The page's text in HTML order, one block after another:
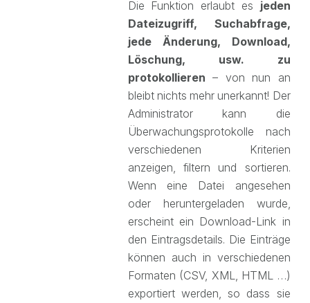
Die Funktion erlaubt es jeden
Dateizugriff, Suchabfrage,
jede Änderung, Download,
Löschung, usw. zu
protokollieren – von nun an
bleibt nichts mehr unerkannt! Der
Administrator kann die
Überwachungsprotokolle nach
verschiedenen Kriterien
anzeigen, filtern und sortieren.
Wenn eine Datei angesehen
oder heruntergeladen wurde,
erscheint ein Download-Link in
den Eintragsdetails. Die Einträge
können auch in verschiedenen
Formaten (CSV, XML, HTML …)
exportiert werden, so dass sie